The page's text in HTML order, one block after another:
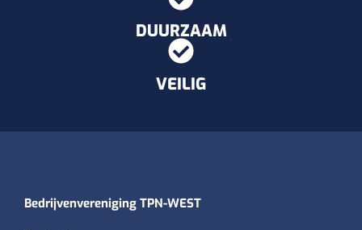
DUURZAAM
VEILIG
Bedrijvenvereniging TPN-WEST